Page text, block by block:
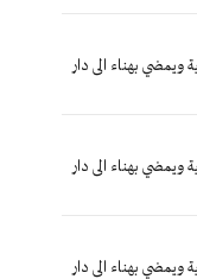
ويمضي بهناء الى دار
ويمضي بهناء الى دار
ويمضي بهناء الى دار